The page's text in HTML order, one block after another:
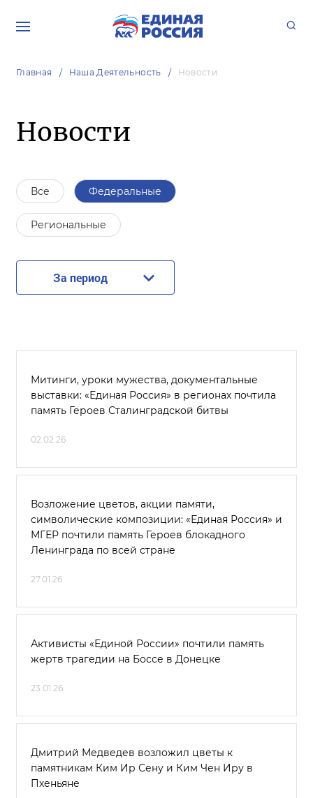
Главная Наша Деятельность Новости
Новости
Все Федеральные
Региональные
За период
Митинги, уроки мужества, документальные
выставки: «Единая Россия» в регионах почтила
память Героев Сталинградской битвы
02.02.26
Возложение цветов, акции памяти,
символические композиции: «Единая Россия» и
МГЕР почтили память Героев блокадного
Ленинграда по всей стране
27.01.26
Активисты «Единой России» почтили память
жертв трагедии на Боссе в Донецке
23.01.26
Дмитрий Медведев возложил цветы к
памятникам Ким Ир Сену и Ким Чен Иру в
Пхеньяне